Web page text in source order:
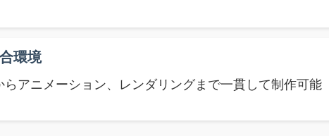
環境
らアニメーション、レンダリングまで一貫して制作可能